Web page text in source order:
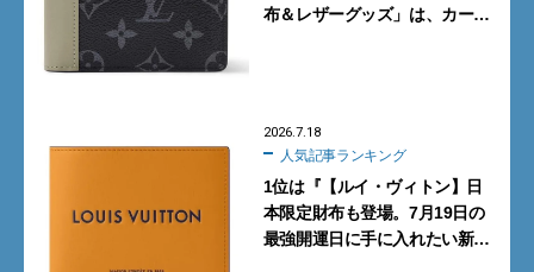
布＆レザーグッズ」は、カーキ
2026.7.18
人気記事ランキング
1位は『【ルイ・ヴィトン】日
本限定財布も登場。7月19日の
最強開運日に手に入れたい新作